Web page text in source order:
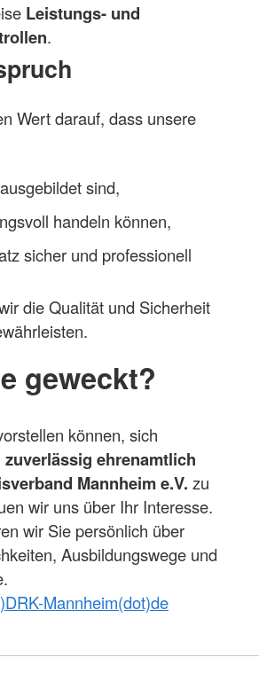
Leistungs- und
.
Wert darauf, dass unsere
sind,
handeln können,
sicher und professionell
die Qualität und Sicherheit
geweckt?
können, sich
ehrenamtlich
Mannheim e.V. zu
wir uns über Ihr Interesse.
wir Sie persönlich über
Ausbildungswege und
Mannheim(dot)de